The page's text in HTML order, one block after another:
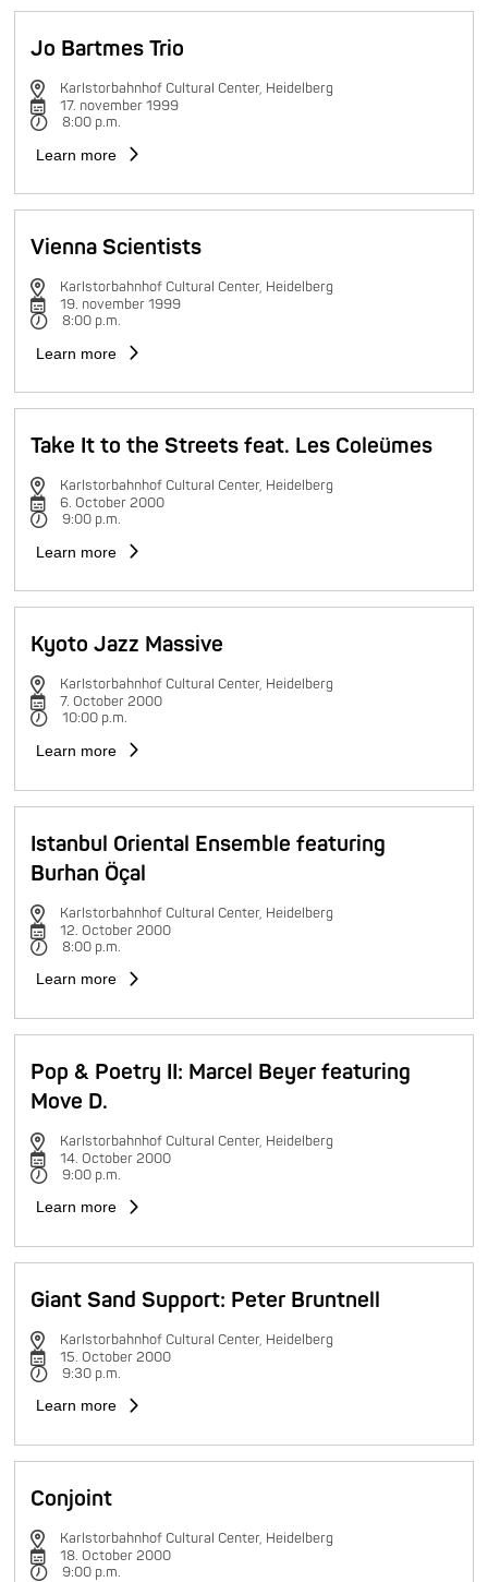
Jo Bartmes Trio
Karlstorbahnhof Cultural Center, Heidelberg
17. november 1999
8:00 p.m.
Learn more
Vienna Scientists
Karlstorbahnhof Cultural Center, Heidelberg
19. november 1999
8:00 p.m.
Learn more
Take It to the Streets feat. Les Coleümes
Karlstorbahnhof Cultural Center, Heidelberg
6. October 2000
9:00 p.m.
Learn more
Kyoto Jazz Massive
Karlstorbahnhof Cultural Center, Heidelberg
7. October 2000
10:00 p.m.
Learn more
Istanbul Oriental Ensemble featuring
Burhan Öçal
Karlstorbahnhof Cultural Center, Heidelberg
12. October 2000
8:00 p.m.
Learn more
Pop & Poetry II: Marcel Beyer featuring
Move D.
Karlstorbahnhof Cultural Center, Heidelberg
14. October 2000
9:00 p.m.
Learn more
Giant Sand Support: Peter Bruntnell
Karlstorbahnhof Cultural Center, Heidelberg
15. October 2000
9:30 p.m.
Learn more
Conjoint
Karlstorbahnhof Cultural Center, Heidelberg
18. October 2000
9:00 p.m.